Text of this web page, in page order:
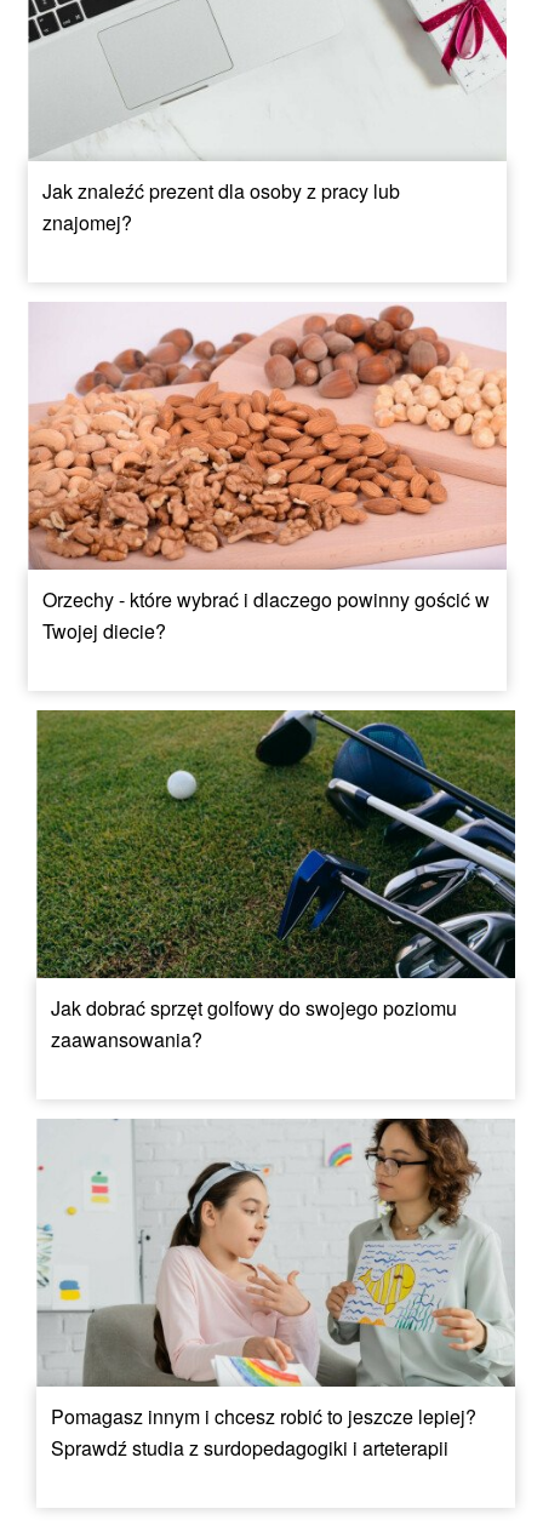
Jak znaleźć prezent dla osoby z pracy lub
znajomej?
Orzechy - które wybrać i dlaczego powinny gościć w
Twojej diecie?
Jak dobrać sprzęt golfowy do swojego poziomu
zaawansowania?
Pomagasz innym i chcesz robić to jeszcze lepiej?
Sprawdź studia z surdopedagogiki i arteterapii